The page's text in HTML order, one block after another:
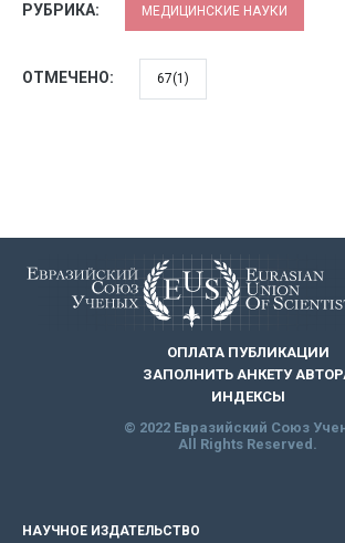
РУБРИКА: МЕДИЦИНСКИЕ НАУКИ
ОТМЕЧЕНО: 67(1)
ОПЛАТА ПУБЛИКАЦИИ
ЗАПОЛНИТЬ АНКЕТУ
ИНДЕКСЫ
© 2022 Евразийский Союз
All Rights Reserved.
НАУЧНОЕ ИЗДАТЕЛЬСТВО